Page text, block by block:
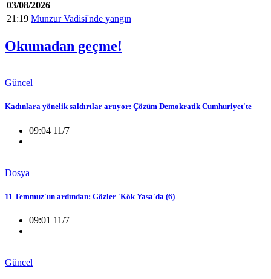
03/08/2026
21:19 Munzur Vadisi'nde yangın
Okumadan geçme!
Güncel
Kadınlara yönelik saldırılar artıyor: Çözüm Demokratik Cumhuriyet'te
09:04 11/7
Dosya
11 Temmuz'un ardından: Gözler 'Kök Yasa'da (6)
09:01 11/7
Güncel